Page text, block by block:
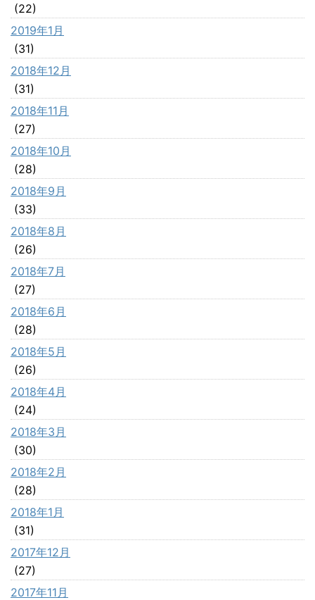
(22)
2019年1月
(31)
2018年12月
(31)
2018年11月
(27)
2018年10月
(28)
2018年9月
(33)
2018年8月
(26)
2018年7月
(27)
2018年6月
(28)
2018年5月
(26)
2018年4月
(24)
2018年3月
(30)
2018年2月
(28)
2018年1月
(31)
2017年12月
(27)
2017年11月